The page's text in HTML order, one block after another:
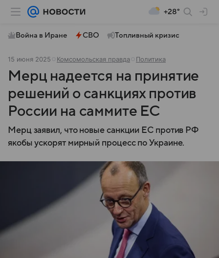
+28°
Война в Иране СВО Топливный кризис
15 июня 2025 Комсомольская правда Политика
Мерц надеется на принятие
решений о санкциях против
России на саммите ЕС
Мерц заявил, что новые санкции ЕС против РФ
якобы ускорят мирный процесс по Украине.